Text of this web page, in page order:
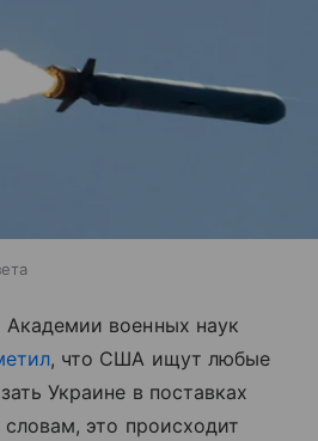
Академии военных наук
, что США ищут любые
Украине в поставках
это происходит